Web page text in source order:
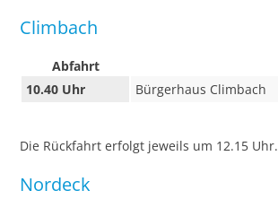
Climbach
Abfahrt
10.40 Uhr
Bürgerhaus Climbach
Die Rückfahrt erfolgt jeweils um 12.15 Uhr.
Nordeck